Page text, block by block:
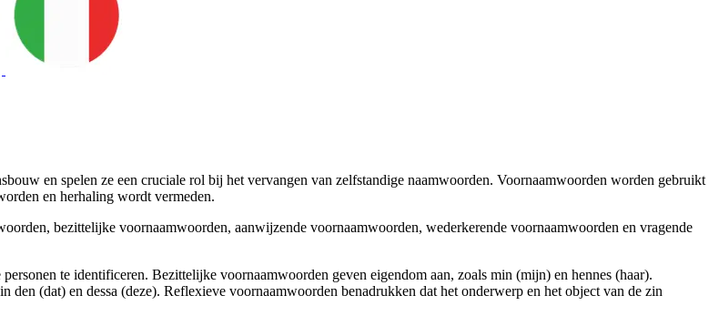
en spelen ze een cruciale rol bij het vervangen van zelfstandige naamwoorden. Voornaamwoorden worden gebruikt
en herhaling wordt vermeden.
bezittelijke voornaamwoorden, aanwijzende voornaamwoorden, wederkerende voornaamwoorden en vragende
te identificeren. Bezittelijke voornaamwoorden geven eigendom aan, zoals min (mijn) en hennes (haar).
(dat) en dessa (deze). Reflexieve voornaamwoorden benadrukken dat het onderwerp en het object van de zin